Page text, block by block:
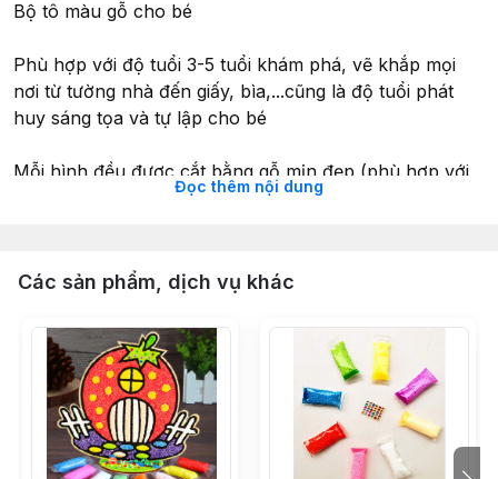
Bộ tô màu gỗ cho bé
Phù hợp với độ tuổi 3-5 tuổi khám phá, vẽ khắp mọi
nơi từ tường nhà đến giấy, bìa,...cũng là độ tuổi phát
huy sáng tọa và tự lập cho bé
Mỗi hình đều được cắt bằng gỗ mịn đẹp (phù hợp với
trẻ con và các loại màu vẽ thông thường từ bút dạ
- Số lượng mảnh gỗ: 4- 8 mảnh tùy bộ (xem hình của
- Kích thước: chiều dài nhất khoảng 10 - 12 cm, chiều
còn lại theo tỉ lệ
- Chất liệu: gỗ tự nhiên an toàn, mịn đẹp.
- Xuất xứ: Việt Nam
-----------------------------
Đọc thêm nội dung
Các sản phẩm, dịch vụ khác